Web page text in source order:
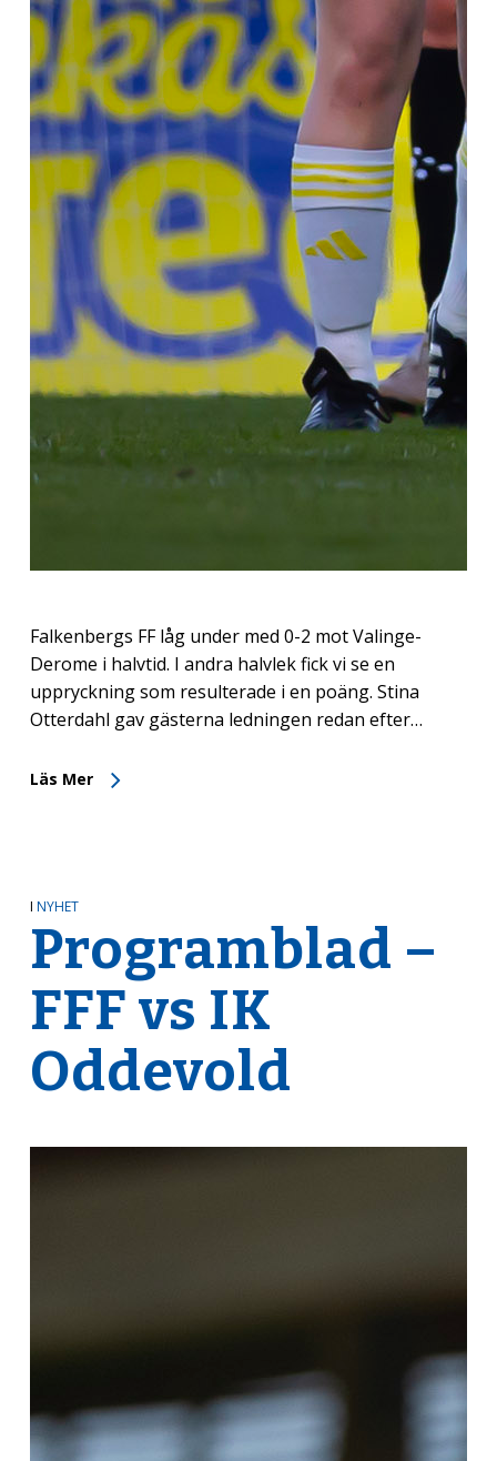
Falkenbergs FF låg under med 0-2 mot Valinge-
Derome i halvtid. I andra halvlek fick vi se en
uppryckning som resulterade i en poäng. Stina
Otterdahl gav gästerna ledningen redan efter…
Läs Mer
I NYHET
Programblad –
FFF vs IK
Oddevold